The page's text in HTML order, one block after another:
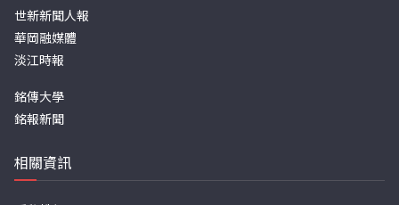
世新新聞人報
華岡融媒體
淡江時報
銘傳大學
銘報新聞
相關資訊